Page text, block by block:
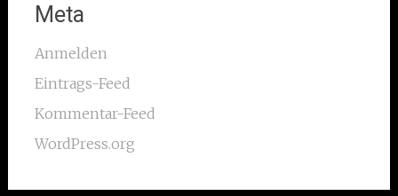
Meta
Anmelden
Eintrags-Feed
Kommentar-Feed
WordPress.org